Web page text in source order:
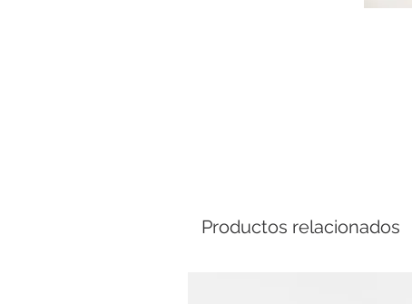
Productos relacionados